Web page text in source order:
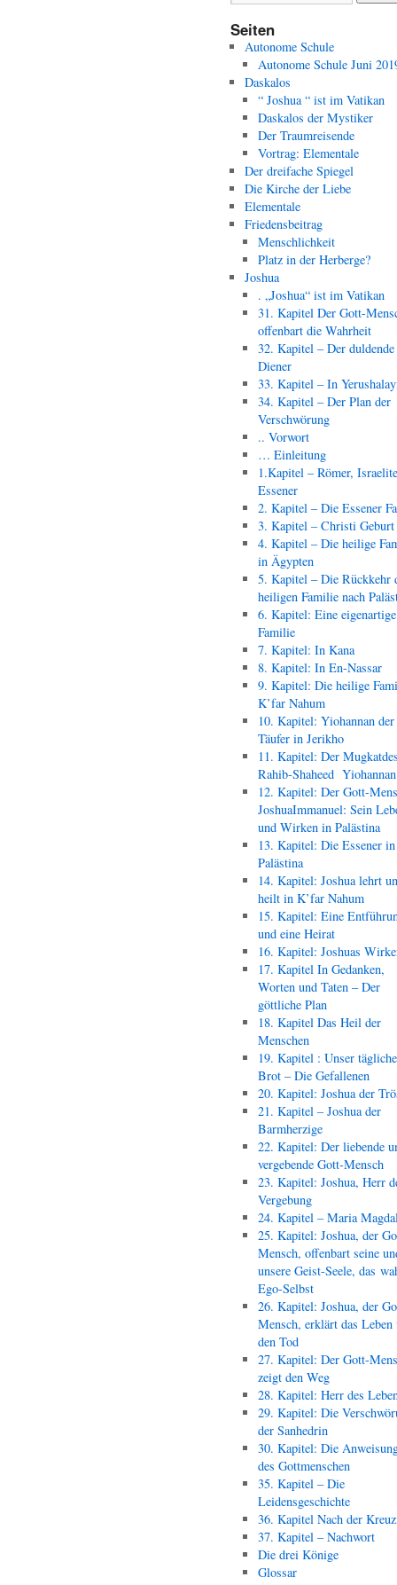
Seiten
Autonome Schule
Autonome Schule Juni
Daskalos
“ Joshua “ ist im Vatikan
Daskalos der Mystiker
Der Traumreisende
Vortrag: Elementale
Der dreifache Spiegel
Die Kirche der Liebe
Elementale
Friedensbeitrag
Menschlichkeit
Platz in der Herberge?
Joshua
. „Joshua“ ist im Vatikan
31. Kapitel Der Gott-
offenbart die Wahrheit
32. Kapitel – Der duldende
Diener
33. Kapitel – In
34. Kapitel – Der Plan der
Verschwörung
.. Vorwort
… Einleitung
1.Kapitel – Römer,
Essener
2. Kapitel – Die Essener
3. Kapitel – Christi Geburt
4. Kapitel – Die heilige
in Ägypten
5. Kapitel – Die Rückkehr
heiligen Familie nach
6. Kapitel: Eine eigenartige
Familie
7. Kapitel: In Kana
8. Kapitel: In En-Nassar
9. Kapitel: Die heilige
K’far Nahum
10. Kapitel: Yiohannan der
Täufer in Jerikho
11. Kapitel: Der
Rahib-Shaheed
12. Kapitel: Der Gott-
JoshuaImmanuel: Sein
und Wirken in Palästina
13. Kapitel: Die Essener in
Palästina
14. Kapitel: Joshua lehrt
heilt in K’far Nahum
15. Kapitel: Eine
und eine Heirat
16. Kapitel: Joshuas
17. Kapitel In Gedanken,
Worten und Taten – Der
göttliche Plan
18. Kapitel Das Heil der
Menschen
19. Kapitel : Unser
Brot – Die Gefallenen
20. Kapitel: Joshua der
21. Kapitel – Joshua der
Barmherzige
22. Kapitel: Der liebende
vergebende Gott-Mensch
23. Kapitel: Joshua, Herr
Vergebung
24. Kapitel – Maria
25. Kapitel: Joshua, der
Mensch, offenbart seine
unsere Geist-Seele, das
Ego-Selbst
26. Kapitel: Joshua, der
Mensch, erklärt das Leben
den Tod
27. Kapitel: Der Gott-
zeigt den Weg
28. Kapitel: Herr des
29. Kapitel: Die
der Sanhedrin
30. Kapitel: Die
des Gottmenschen
35. Kapitel – Die
Leidensgeschichte
36. Kapitel Nach der
37. Kapitel – Nachwort
Die drei Könige
Glossar